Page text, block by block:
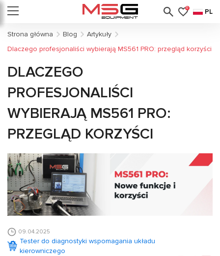
0 PL
Strona główna Blog
Artykuły
Dlaczego profesjonaliści wybierają MS561 PRO: przegląd korzyści
DLACZEGO
PROFESJONALIŚCI
WYBIERAJĄ MS561 PRO:
PRZEGLĄD KORZYŚCI
09.04.2025
Tester do diagnostyki wspomagania układu
kierowniczego